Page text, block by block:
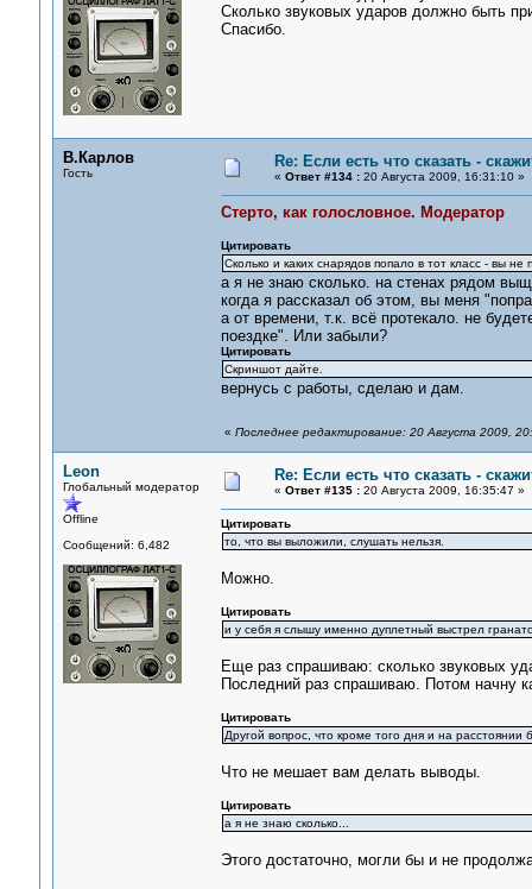
Сколько звуковых ударов должно быть
Спасибо.
В.Карлов
Гость
Re: Если есть что сказать -
« Ответ #134 :20 Августа 2009, 16:31:10 »
Стерто, как голословное. Модератор
Цитировать
Сколько и каких снарядов попало в тот класс - вы не
а я не знаю сколько. на стенах рядом
когда я рассказал об этом, вы меня
а от времени, т.к. всё протекало. не
поездке". Или забыли?
Цитировать
Скриншот дайте.
вернусь с работы, сделаю и дам.
« Последнее редактирование: 20 Августа 2009,
Leon
Глобальный модератор
Offline
Сообщений: 6,482
Re: Если есть что сказать -
« Ответ #135 :20 Августа 2009, 16:35:47 »
Цитировать
то, что вы выложили, слушать нельзя.
Можно.
Цитировать
и у себя я слышу именно дуплетный выстрел
Еще раз спрашиваю: сколько звуковых
Последний раз спрашиваю. Потом начну
Цитировать
Другой вопрос, что кроме того дня и на
Что не мешает вам делать выводы.
Цитировать
а я не знаю сколько...
Этого достаточно, могли бы и не